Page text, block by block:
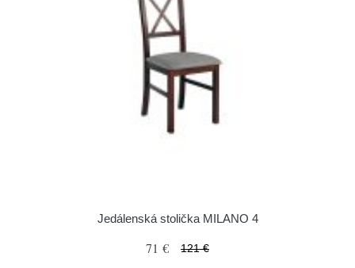
Jedálenská stolička MILANO 4
71 € 121 €